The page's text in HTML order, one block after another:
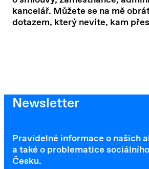
kancelář. Můžete se na mě
dotazem, který nevíte, kam
Newsletter
Pravidelné informace o našich
a také o problematice
Česku.